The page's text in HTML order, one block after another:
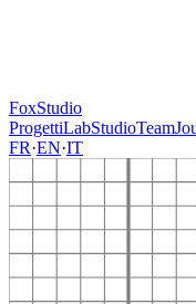
FoxStudio
ProgettiLabStudioTeam
FR·EN·IT